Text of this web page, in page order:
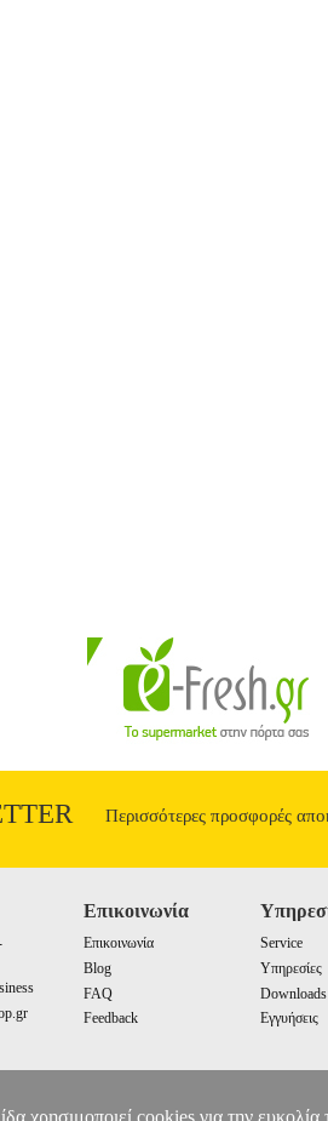
Περισσότερες προσφορές
Επικοινωνία
Επικοινωνία
Blog
FAQ
Feedback
Service
Υπηρεσίες
Downloads
Εγγυήσεις